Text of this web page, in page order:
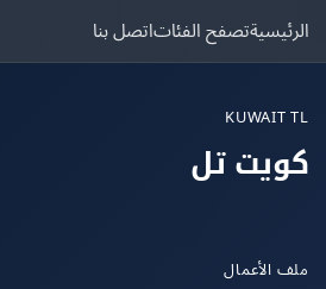
تصفح الفئاتاتصل بنا
تل